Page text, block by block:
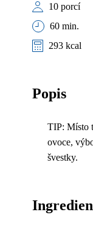
10 porcí
60 min.
293 kcal
Popis
TIP: Místo
ovoce,
švestky.